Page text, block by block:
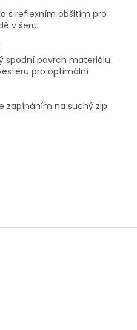
s reflexním obšitím pro
v šeru.
spodní povrch materiálu
pro optimální
zapínáním na suchý zip